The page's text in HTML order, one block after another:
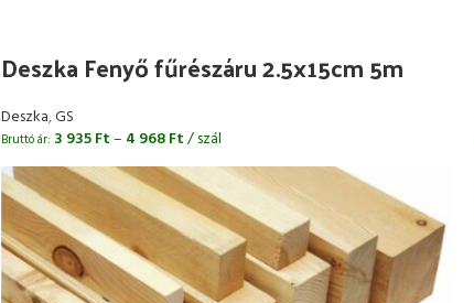
Deszka Fenyő fűrészáru 2.5x15cm 5m
Deszka,GS
Bruttó ár: 3 935Ft– 4 968Ft/ szál